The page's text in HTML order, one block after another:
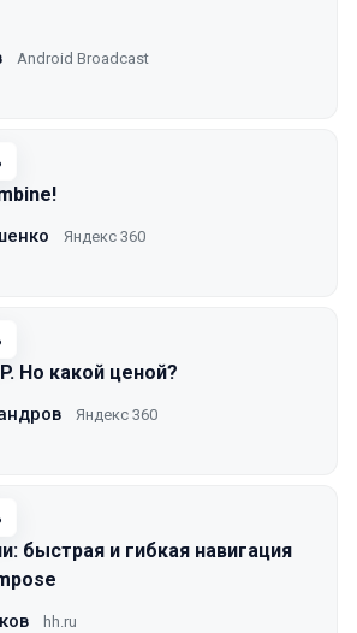
Android Broadcast
Яндекс 360
Но какой ценой?
Яндекс 360
быстрая и гибкая навигация
hh.ru